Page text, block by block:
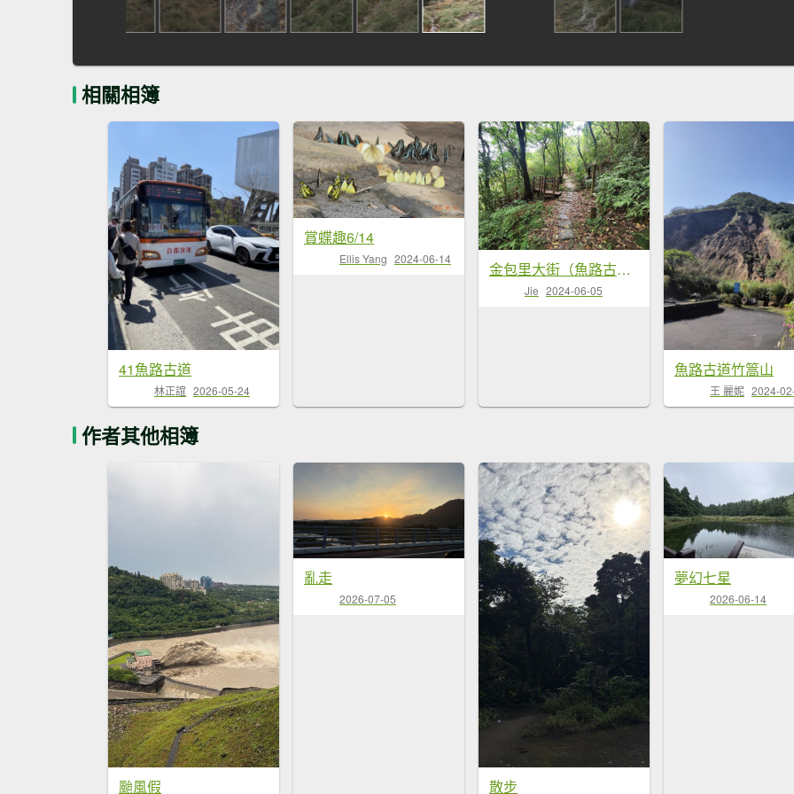
相關相簿
41魚路古道
林正誼 2026-05-24
賞蝶趣6/14
Ellis Yang 2024-06-14
金包里大街（魚路古道北段）
Jie 2024-06-05
魚路古道竹篙山
王 麗妮 2024-
作者其他相簿
颱風假
亂走
2026-07-05
散步
夢幻七星
2026-06-14